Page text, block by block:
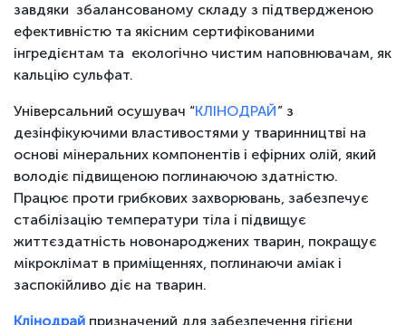
завдяки збалансованому складу з підтвердженою
ефективністю та якісним сертифікованими
інгредієнтам та екологічно чистим наповнювачам, як
кальцію сульфат.
Універсальний осушувач “КЛІНОДРАЙ” з
дезінфікуючими властивостями у тваринництві на
основі мінеральних компонентів і ефірних олій, який
володіє підвищеною поглинаючою здатністю.
Працює проти грибкових захворювань, забезпечує
стабілізацію температури тіла і підвищує
життєздатність новонароджених тварин, покращує
мікроклімат в приміщеннях, поглинаючи аміак і
заспокійливо діє на тварин.
Клінодрай призначений для забезпечення гігієни